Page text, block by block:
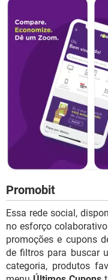
Promobit
Essa rede social,
no esforço
promoções e cupons
de filtros para buscar
categoria, produtos